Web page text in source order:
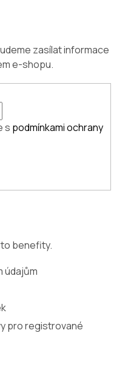
zasílat informace
e-shopu.
s podmínkami ochrany
benefity.
údajům
pro registrované